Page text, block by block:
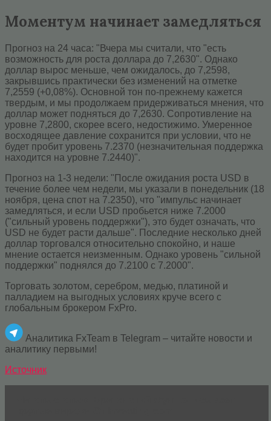
Моментум начинает замедляться
Прогноз на 24 часа: "Вчера мы считали, что "есть
возможность для роста доллара до 7,2630". Однако
доллар вырос меньше, чем ожидалось, до 7,2598,
закрывшись практически без изменений на отметке
7,2559 (+0,08%). Основной тон по-прежнему кажется
твердым, и мы продолжаем придерживаться мнения, что
доллар может подняться до 7,2630. Сопротивление на
уровне 7,2800, скорее всего, недостижимо. Умеренное
восходящее давление сохранится при условии, что не
будет пробит уровень 7.2370 (незначительная поддержка
находится на уровне 7.2440)".
Прогноз на 1-3 недели: "После ожидания роста USD в
течение более чем недели, мы указали в понедельник (18
ноября, цена спот на 7.2350), что "импульс начинает
замедляться, и если USD пробьется ниже 7.2000
("сильный уровень поддержки"), это будет означать, что
USD не будет расти дальше". Последние несколько дней
доллар торговался относительно спокойно, и наше
мнение остается неизменным. Однако уровень "сильной
поддержки" поднялся до 7.2100 с 7.2000".
Торговать золотом, серебром, медью, платиной и
палладием на выгодных условиях круче всего с
глобальным брокером FxPro.
Аналитика FxTeam в Telegram – читайте новости и
аналитику первыми!
Источник